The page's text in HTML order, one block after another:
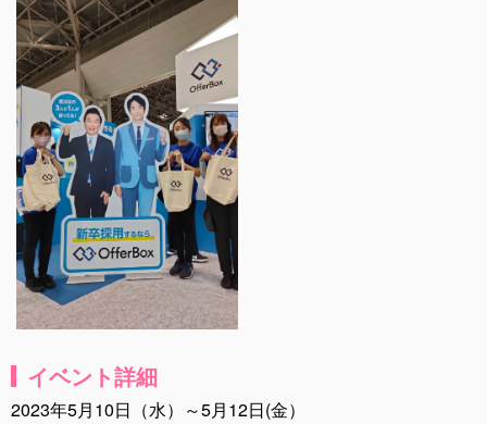
イベント詳細
2023年5月10日（水）～5月12日(金）